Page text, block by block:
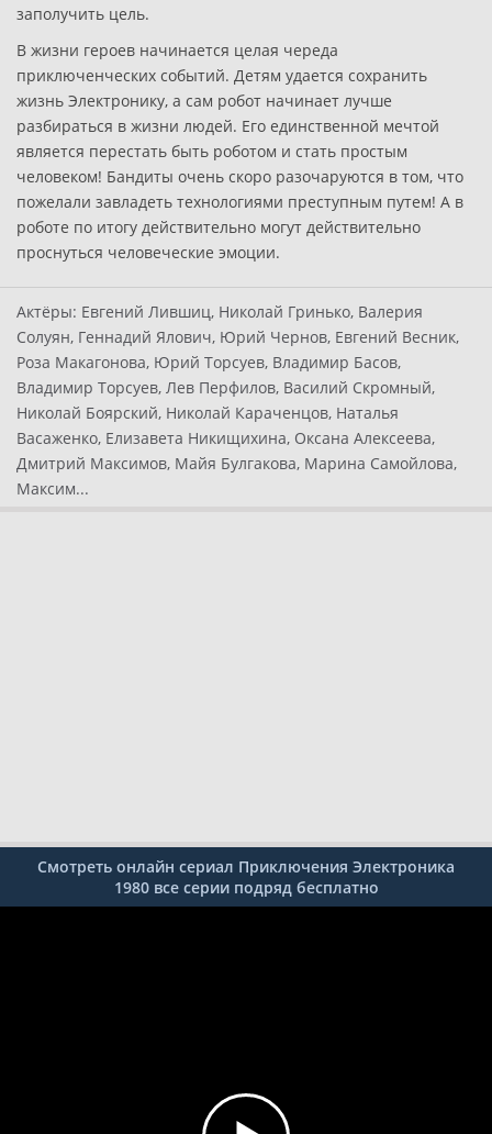
заполучить цель.
В жизни героев начинается целая череда
приключенческих событий. Детям удается сохранить
жизнь Электронику, а сам робот начинает лучше
разбираться в жизни людей. Его единственной мечтой
является перестать быть роботом и стать простым
человеком! Бандиты очень скоро разочаруются в том, что
пожелали завладеть технологиями преступным путем! А в
роботе по итогу действительно могут действительно
проснуться человеческие эмоции.
Актёры: Евгений Лившиц, Николай Гринько, Валерия
Солуян, Геннадий Ялович, Юрий Чернов, Евгений Весник,
Роза Макагонова, Юрий Торсуев, Владимир Басов,
Владимир Торсуев, Лев Перфилов, Василий Скромный,
Николай Боярский, Николай Караченцов, Наталья
Васаженко, Елизавета Никищихина, Оксана Алексеева,
Дмитрий Максимов, Майя Булгакова, Марина Самойлова,
Максим...
Смотреть онлайн сериал Приключения Электроника
1980 все серии подряд бесплатно